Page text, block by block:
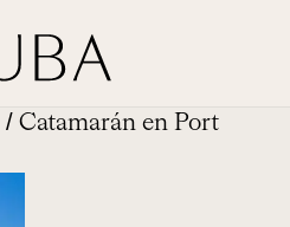
/ Catamarán en Port